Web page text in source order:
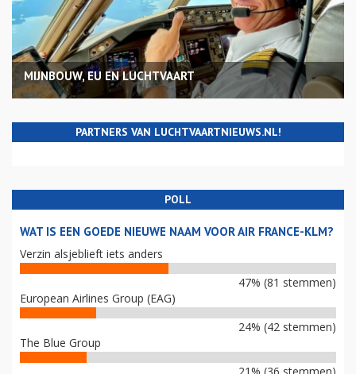
MIJNBOUW, EU EN LUCHTVAART
PARTNERS VAN LUCHTVAARTNIEUWS.NL!
POLL
WAT IS EEN GOEDE NIEUWE NAAM VOOR AIR FRANCE-KLM?
Verzin alsjeblieft iets anders
47% (81 stemmen)
European Airlines Group (EAG)
24% (42 stemmen)
The Blue Group